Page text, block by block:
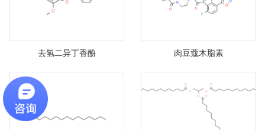
去氢二异丁香酚 肉豆蔻木脂素